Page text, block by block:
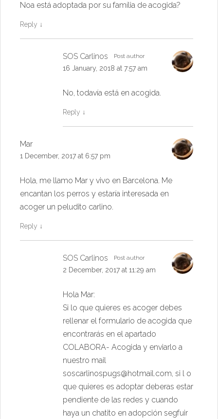
Noa está adoptada por su família de acogida?
Reply ↓
SOS Carlinos Post author
16 January, 2018 at 7:57 am
No, todavía está en acogida.
Reply ↓
Mar
1 December, 2017 at 6:57 pm
Hola, me llamo Mar y vivo en Barcelona. Me
encantan los perros y estaría interesada en
acoger un peludito carlino.
Reply ↓
SOS Carlinos Post author
2 December, 2017 at 11:29 am
Hola Mar:
Si lo que quieres es acoger debes
rellenar el formulario de acogida que
encontrarás en el apartado
COLABORA- Acogida y enviarlo a
nuestro mail
soscarlinospugs@hotmail.com, si l o
que quieres es adoptar deberas estar
pendiente de las redes y cuando
haya un chatito en adopción segfuir